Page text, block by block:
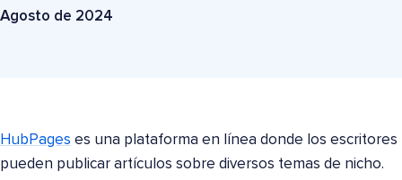
Agosto de 2024
HubPages es una plataforma en línea donde los escritores
pueden publicar artículos sobre diversos temas de nicho.